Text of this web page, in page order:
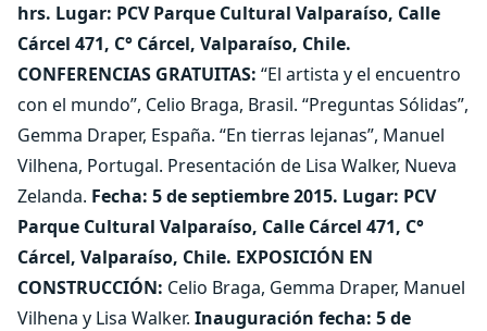
hrs. Lugar: PCV Parque Cultural Valparaíso, Calle
Cárcel 471, C° Cárcel, Valparaíso, Chile.
CONFERENCIAS GRATUITAS: “El artista y el encuentro
con el mundo”, Celio Braga, Brasil. “Preguntas Sólidas”,
Gemma Draper, España. “En tierras lejanas”, Manuel
Vilhena, Portugal. Presentación de Lisa Walker, Nueva
Zelanda. Fecha: 5 de septiembre 2015. Lugar: PCV
Parque Cultural Valparaíso, Calle Cárcel 471, C°
Cárcel, Valparaíso, Chile. EXPOSICIÓN EN
CONSTRUCCIÓN: Celio Braga, Gemma Draper, Manuel
Vilhena y Lisa Walker. Inauguración fecha: 5 de